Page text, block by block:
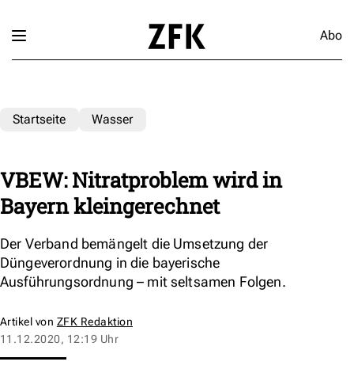
Abo
Startseite Wasser
VBEW: Nitratproblem wird in
Bayern kleingerechnet
Der Verband bemängelt die Umsetzung der
Düngeverordnung in die bayerische
Ausführungsordnung – mit seltsamen Folgen.
Artikel von ZFK Redaktion
11.12.2020, 12:19 Uhr